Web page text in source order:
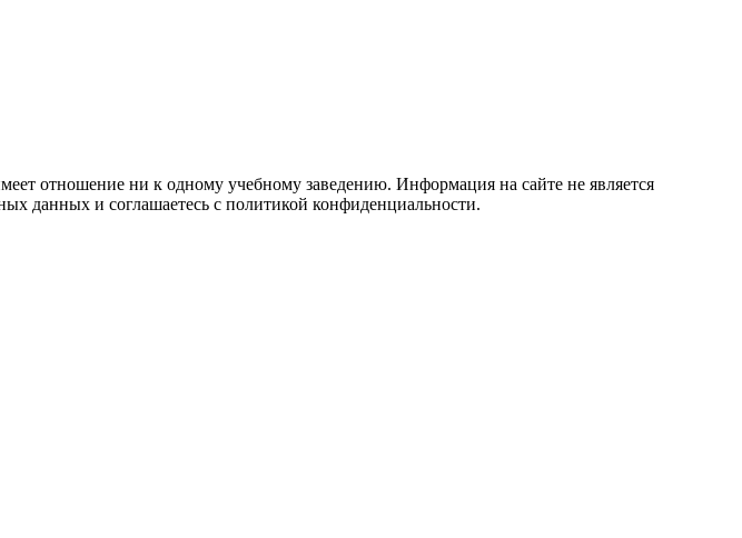
отношение ни к одному учебному заведению. Информация на сайте не является
данных и соглашаетесь с политикой конфиденциальности.